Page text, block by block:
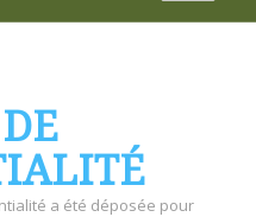
a été déposée pour